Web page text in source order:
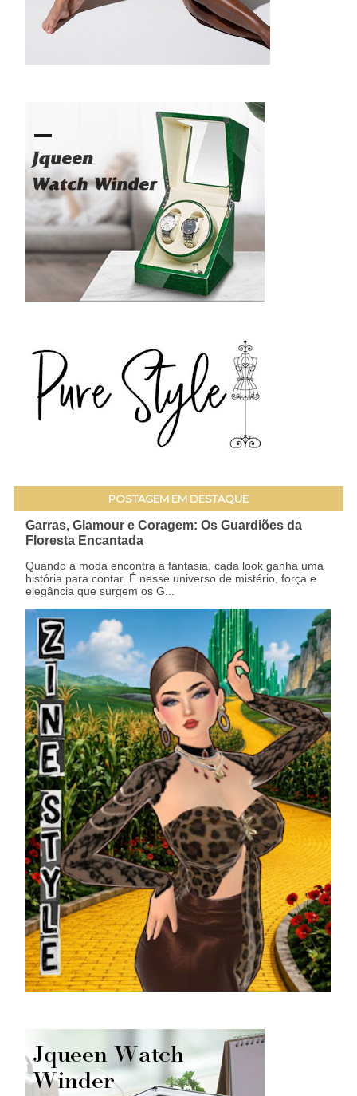
POSTAGEM EM DESTAQUE
Garras, Glamour e Coragem: Os Guardiões da
Floresta Encantada
Quando a moda encontra a fantasia, cada look ganha uma
história para contar. É nesse universo de mistério, força e
elegância que surgem os G...